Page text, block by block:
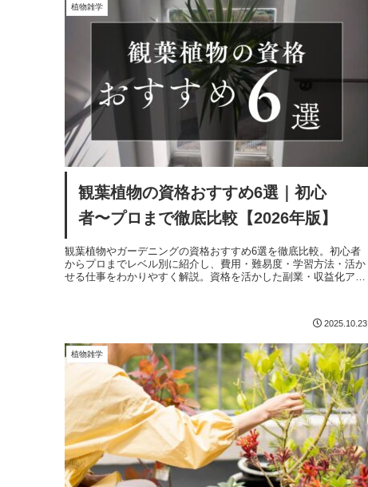
植物雑学
観葉植物の資格おすすめ6選｜初心
者〜プロまで徹底比較【2026年版】
観葉植物やガーデニングの資格おすすめ6選を徹底比較。初心者
からプロまでレベル別に紹介し、費用・難易度・学習方法・活か
せる仕事をわかりやすく解説。資格を活かした副業・収益化アイ
2025.10.23
植物雑学